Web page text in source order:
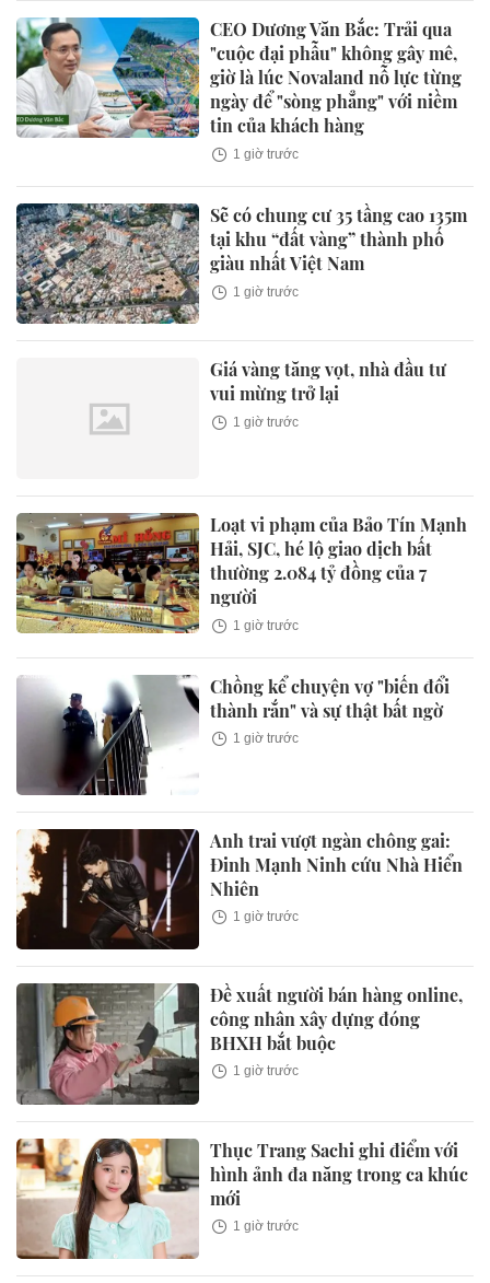
CEO Dương Văn Bắc: Trải qua
"cuộc đại phẫu" không gây mê,
giờ là lúc Novaland nỗ lực từng
ngày để "sòng phẳng" với niềm
tin của khách hàng
1 giờ trước
Sẽ có chung cư 35 tầng cao 135m
tại khu “đất vàng” thành phố
giàu nhất Việt Nam
1 giờ trước
Giá vàng tăng vọt, nhà đầu tư
vui mừng trở lại
1 giờ trước
Loạt vi phạm của Bảo Tín Mạnh
Hải, SJC, hé lộ giao dịch bất
thường 2.084 tỷ đồng của 7
người
1 giờ trước
Chồng kể chuyện vợ "biến đổi
thành rắn" và sự thật bất ngờ
1 giờ trước
Anh trai vượt ngàn chông gai:
Đinh Mạnh Ninh cứu Nhà Hiển
Nhiên
1 giờ trước
Đề xuất người bán hàng online,
công nhân xây dựng đóng
BHXH bắt buộc
1 giờ trước
Thục Trang Sachi ghi điểm với
hình ảnh đa năng trong ca khúc
mới
1 giờ trước